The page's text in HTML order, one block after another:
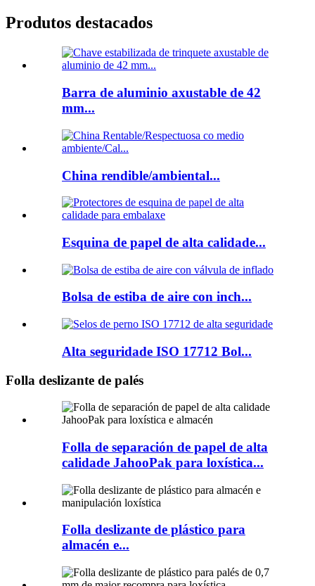
Produtos destacados
Barra de aluminio axustable de 42
mm...
China rendible/ambiental...
Esquina de papel de alta calidade...
Bolsa de estiba de aire con inch...
Alta seguridade ISO 17712 Bol...
Folla deslizante de palés
Folla de separación de papel de alta
calidade JahooPak para loxística...
Folla deslizante de plástico para
almacén e...